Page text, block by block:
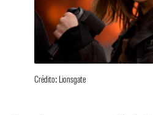
Crédito: Lionsgate